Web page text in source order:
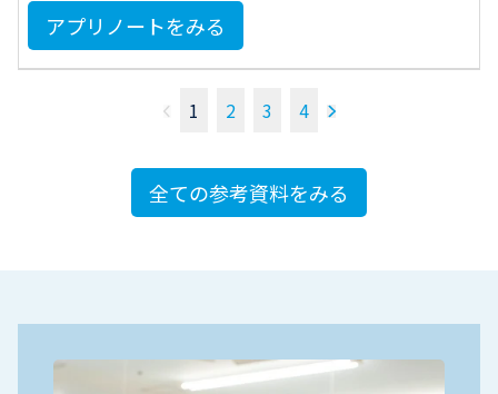
アプリノートをみる
1 2 3 4
全ての参考資料をみる